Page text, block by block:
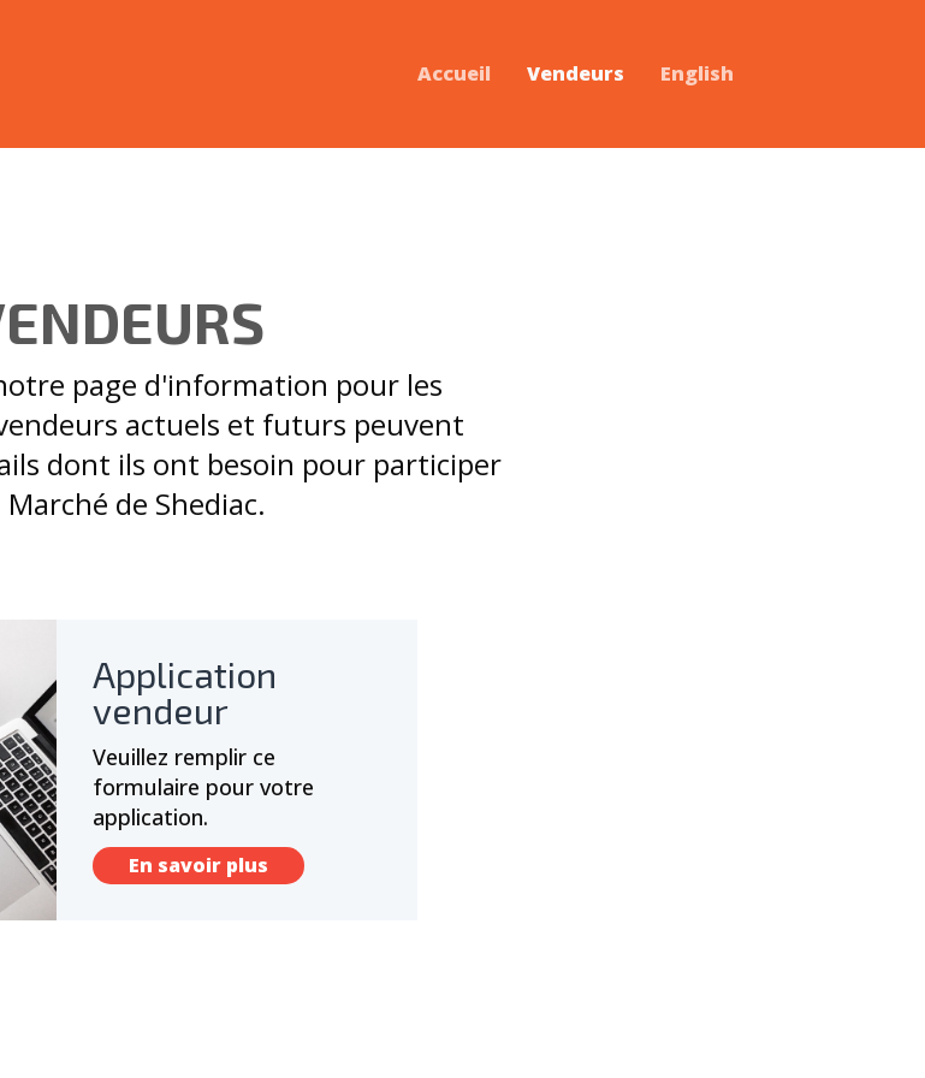
Accueil Vendeurs English
page d'information pour les
actuels et futurs peuvent
dont ils ont besoin pour participer
Marché de Shediac.
Application
vendeur
Veuillez remplir ce
formulaire pour votre
application.
En savoir plus